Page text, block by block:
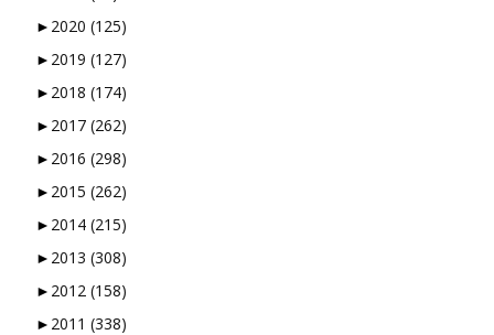
► 2020 (125)
► 2019 (127)
► 2018 (174)
► 2017 (262)
► 2016 (298)
► 2015 (262)
► 2014 (215)
► 2013 (308)
► 2012 (158)
► 2011 (338)